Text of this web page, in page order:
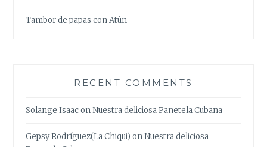
Tambor de papas con Atún
RECENT COMMENTS
Solange IsaaconNuestra deliciosa Panetela Cubana
Gepsy Rodríguez(La Chiqui) onNuestra deliciosa